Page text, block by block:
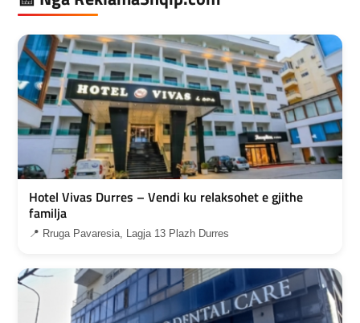
Hotel Vivas Durres – Vendi ku relaksohet e gjithe
familja
📍 Rruga Pavaresia, Lagja 13 Plazh Durres